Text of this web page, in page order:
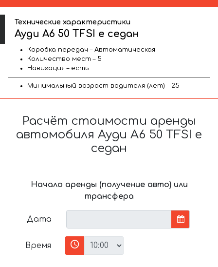
Технические характеристики
Ауди A6 50 TFSI e седан
Коробка передач – Автоматическая
Количество мест – 5
Навигация – есть
Минимальный возраст водителя (лет) – 25
Расчёт стоимости аренды
автомобиля Ауди A6 50 TFSI e
седан
Начало аренды (получение авто) или
трансфера
Дата
Время